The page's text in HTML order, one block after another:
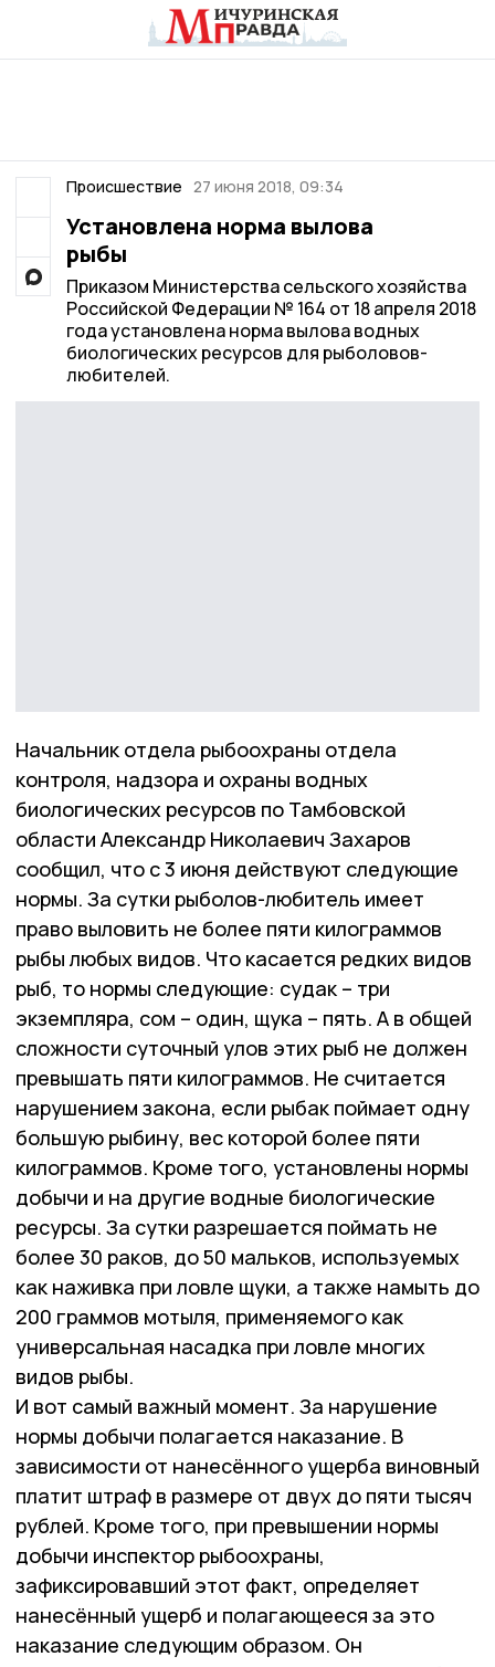
Происшествие 27 июня 2018, 09:34
Установлена норма вылова
рыбы
Приказом Министерства сельского хозяйства
Российской Федерации № 164 от 18 апреля 2018
года установлена норма вылова водных
биологических ресурсов для рыболовов-
любителей.
Начальник отдела рыбоохраны отдела
контроля, надзора и охраны водных
биологических ресурсов по Тамбовской
области Александр Николаевич Захаров
сообщил, что с 3 июня действуют следующие
нормы. За сутки рыболов-любитель имеет
право выловить не более пяти килограммов
рыбы любых видов. Что касается редких видов
рыб, то нормы следующие: судак – три
экземпляра, сом – один, щука – пять. А в общей
сложности суточный улов этих рыб не должен
превышать пяти килограммов. Не считается
нарушением закона, если рыбак поймает одну
большую рыбину, вес которой более пяти
килограммов. Кроме того, установлены нормы
добычи и на другие водные биологические
ресурсы. За сутки разрешается поймать не
более 30 раков, до 50 мальков, используемых
как наживка при ловле щуки, а также намыть до
200 граммов мотыля, применяемого как
универсальная насадка при ловле многих
видов рыбы.
И вот самый важный момент. За нарушение
нормы добычи полагается наказание. В
зависимости от нанесённого ущерба виновный
платит штраф в размере от двух до пяти тысяч
рублей. Кроме того, при превышении нормы
добычи инспектор рыбоохраны,
зафиксировавший этот факт, определяет
нанесённый ущерб и полагающееся за это
наказание следующим образом. Он